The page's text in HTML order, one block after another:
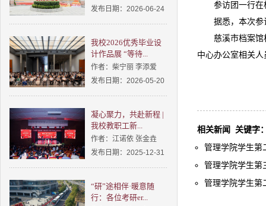
发布日期：2026-06-24
我校2026优秀毕业设
计作品展 “等待...
作者：柴宁丽 李添爱
发布日期：2026-05-20
凝心聚力，共赴新程 |
我校教职工新...
作者：江诺依 张金垚
发布日期：2025-12-31
“研”途相伴·暖意随
行：各位考研er...
参访团一行
据悉，本次
慈溪市档案馆
中心办公室相关
相关新闻
关键字
管理学院学生第
管理学院学生第
管理学院学生第